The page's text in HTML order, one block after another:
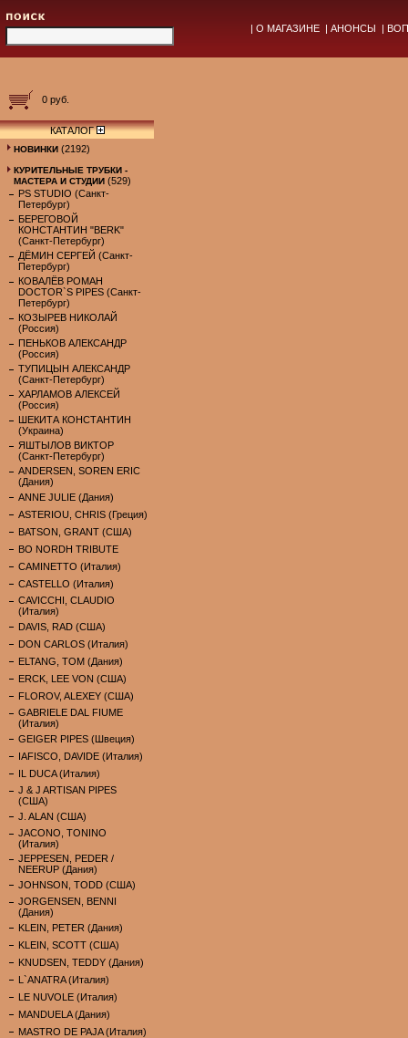
| О МАГАЗИНЕ | АНОНСЫ |
0 руб.
КАТАЛОГ
НОВИНКИ (2192)
КУРИТЕЛЬНЫЕ ТРУБКИ -
МАСТЕРА И СТУДИИ (529)
PS STUDIO (Санкт-
Петербург)
БЕРЕГОВОЙ
КОНСТАНТИН "BERK"
(Санкт-Петербург)
ДЁМИН СЕРГЕЙ (Санкт-
Петербург)
КОВАЛЁВ РОМАН
DOCTOR`S PIPES (Санкт-
Петербург)
КОЗЫРЕВ НИКОЛАЙ
(Россия)
ПЕНЬКОВ АЛЕКСАНДР
(Россия)
ТУПИЦЫН АЛЕКСАНДР
(Санкт-Петербург)
ХАРЛАМОВ АЛЕКСЕЙ
(Россия)
ШЕКИТА КОНСТАНТИН
(Украина)
ЯШТЫЛОВ ВИКТОР
(Санкт-Петербург)
ANDERSEN, SOREN ERIC
(Дания)
ANNE JULIE (Дания)
ASTERIOU, CHRIS (Греция)
BATSON, GRANT (США)
BO NORDH TRIBUTE
CAMINETTO (Италия)
CASTELLO (Италия)
CAVICCHI, CLAUDIO
(Италия)
DAVIS, RAD (США)
DON CARLOS (Италия)
ELTANG, TOM (Дания)
ERCK, LEE VON (США)
FLOROV, ALEXEY (США)
GABRIELE DAL FIUME
(Италия)
GEIGER PIPES (Швеция)
IAFISCO, DAVIDE (Италия)
IL DUCA (Италия)
J & J ARTISAN PIPES
(США)
J. ALAN (США)
JACONO, TONINO
(Италия)
JEPPESEN, PEDER /
NEERUP (Дания)
JOHNSON, TODD (США)
JORGENSEN, BENNI
(Дания)
KLEIN, PETER (Дания)
KLEIN, SCOTT (США)
KNUDSEN, TEDDY (Дания)
L`ANATRA (Италия)
LE NUVOLE (Италия)
MANDUELA (Дания)
MASTRO DE PAJA (Италия)